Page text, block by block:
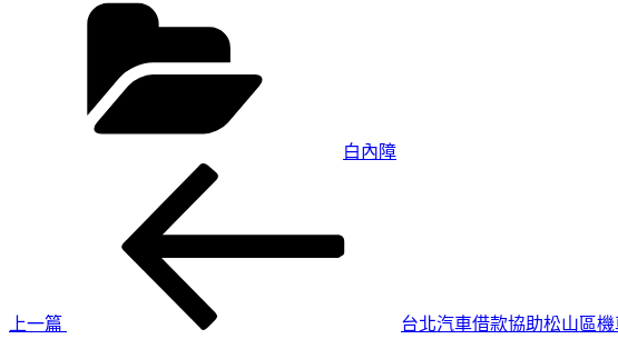
白內障
上一篇 台北汽車借款協助松山區